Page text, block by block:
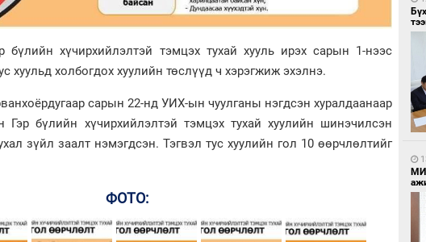
бүлийн хүчирхийлэлтэй тэмцэх тухай хууль ирэх сарын 1-нээс
хуульд холбогдох хуулийн төслүүд ч хэрэгжиж эхэлнэ.
сарын 22-нд УИХ-ын чуулганы нэгдсэн хуралдаанаар
Гэр бүлийн хүчирхийлэлтэй тэмцэх тухай хуулийн шинэчилсэн
зүйл заалт нэмэгдсэн. Тэгвэл тус хуулийн гол 10 өөрчлөлтийг
ФОТО: